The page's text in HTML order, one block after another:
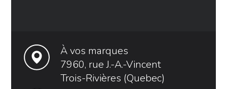
À vos marques
7960, rue J.-A.-Vincent
Trois-Rivières (Quebec)